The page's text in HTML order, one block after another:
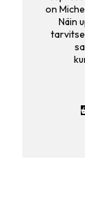
on
Näin